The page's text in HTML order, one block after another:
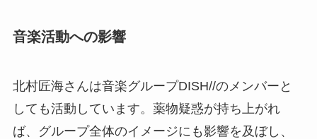
音楽活動への影響
北村匠海さんは音楽グループDISH//のメンバーと
しても活動しています。薬物疑惑が持ち上がれ
ば、グループ全体のイメージにも影響を及ぼし、